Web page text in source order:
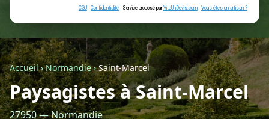
Géolocalisez-moi automatiquement !
Retour à la liste des métiers
Accueil›Normandie›Saint-Marcel
Paysagistes à Saint-Marcel
27950 — Normandie